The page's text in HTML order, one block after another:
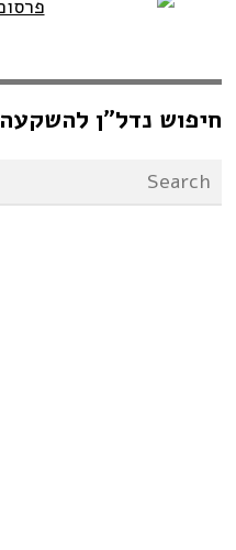
חיפוש נדל”ן להשקעה